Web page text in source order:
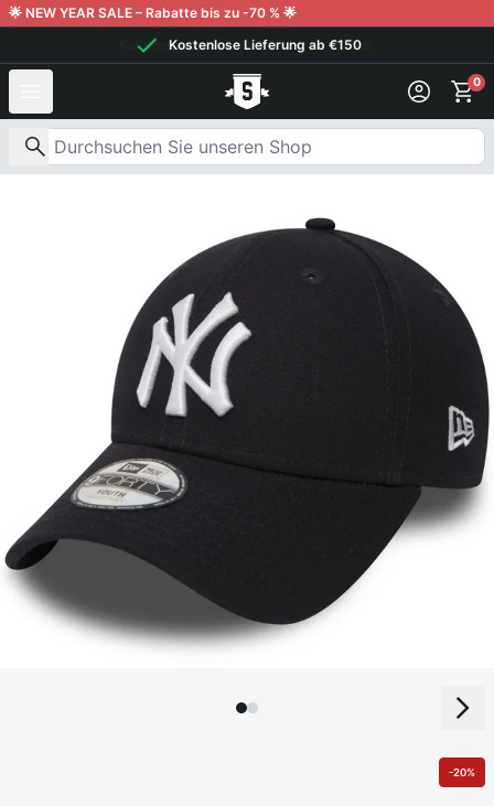
Weiter zum Inhalt
🌟 NEW YEAR SALE – Rabatte bis zu -70 % 🌟
Kostenlose Lieferung ab €150
0
Nach Produkten suchen
-20%